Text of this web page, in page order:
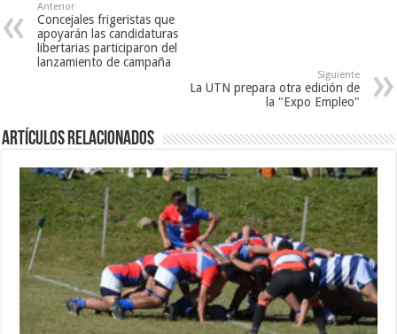
Anterior
Concejales frigeristas que
apoyarán las candidaturas
libertarias participaron del
lanzamiento de campaña
Siguiente
La UTN prepara otra edición de
la "Expo Empleo"
Artículos Relacionados